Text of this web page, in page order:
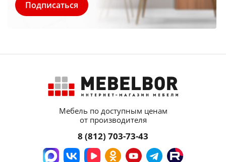
Мебель по доступным ценам
от производителя
8 (812) 703-73-43